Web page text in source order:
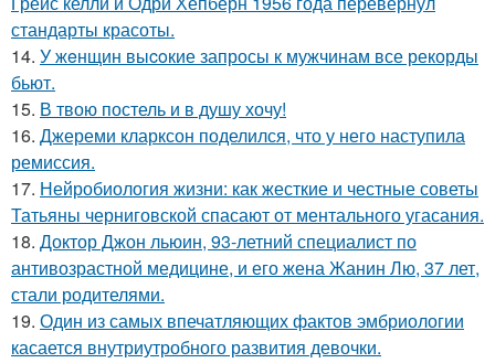
стандарты красоты.
14. У жeнщин выcoкие запросы к мужчинам все рекорды
бьют.
15. В твою постель и в душу хочу!
16. Джереми кларксон поделился, что у него наступила
ремиссия.
17. Нейробиология жизни: как жесткие и честные советы
Татьяны черниговской спасают от ментального угасания.
18. Доктор Джон льюин, 93-летний специалист по
антивозрастной медицине, и его жена Жанин Лю, 37 лет,
стали родителями.
19. Один из самых впечатляющих фактов эмбриологии
касается внутриутробного развития девочки.